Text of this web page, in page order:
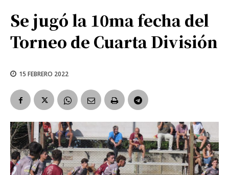
Se jugó la 10ma fecha del
Torneo de Cuarta División
15 FEBRERO 2022